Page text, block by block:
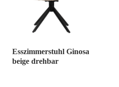
Esszimmerstuhl Ginosa
beige drehbar